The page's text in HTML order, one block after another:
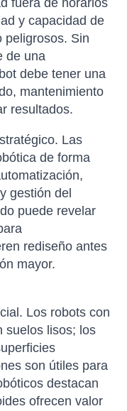
fuera de horarios
y capacidad de
peligrosos. Sin
de una
debe tener una
mantenimiento
resultados.
Las
de forma
gestión del
puede revelar
rediseño antes
mayor.
Los robots con
suelos lisos; los
son útiles para
destacan
ofrecen valor